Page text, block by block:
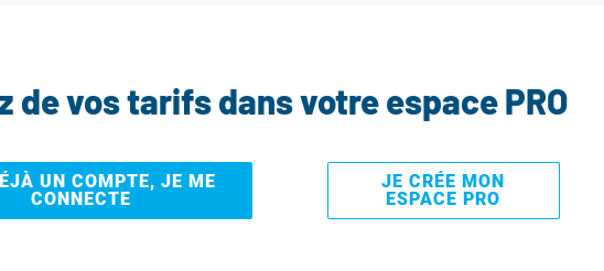
de vos tarifs dans votre espace PRO
UN COMPTE, JE ME
CONNECTE
JE CRÉE MON
ESPACE PRO